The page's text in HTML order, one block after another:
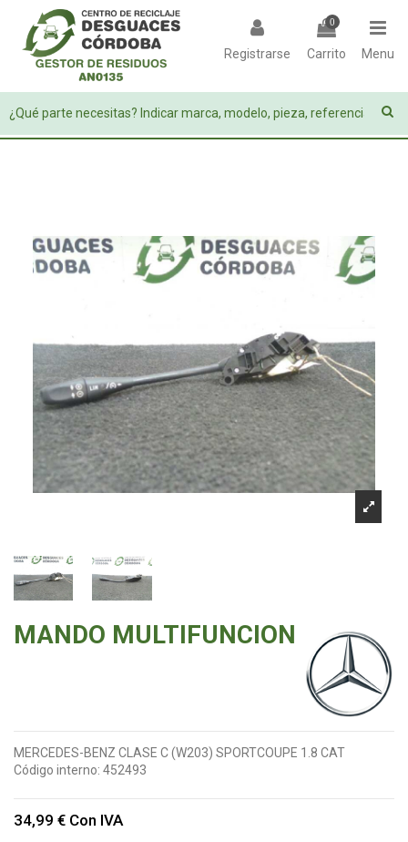
Registrarse
0
Carrito Menu
MANDO MULTIFUNCION
MERCEDES-BENZ CLASE C (W203) SPORTCOUPE 1.8 CAT
Código interno: 452493
34,99 € Con IVA